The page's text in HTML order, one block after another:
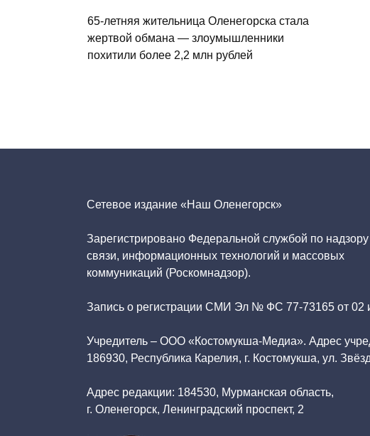
65‑летняя жительница Оленегорска стала
жертвой обмана — злоумышленники
похитили более 2,2 млн рублей
Сетевое издание «Наш Оленегорск»
Зарегистрировано Федеральной службой по
связи, информационных технологий и массовых
коммуникаций (Роскомнадзор).
Запись о регистрации СМИ Эл № ФС 77-73165 от 02
Учредитель – ООО «Костомукша-Медиа». Адрес
186930, Республика Карелия, г. Костомукша, ул.
Адрес редакции: 184530, Мурманская область,
г. Оленегорск, Ленинградский проспект, 2